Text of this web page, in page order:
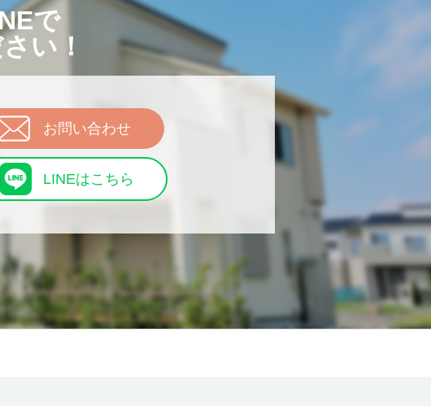
で
い！
お問い合わせ
LINEはこちら